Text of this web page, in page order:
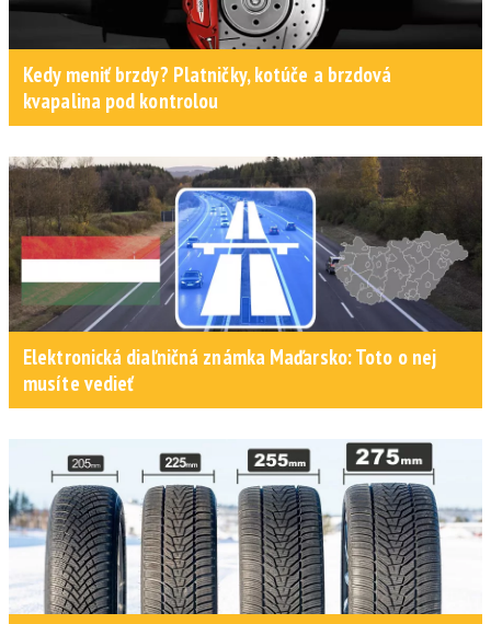
Kedy meniť brzdy? Platničky, kotúče a brzdová
kvapalina pod kontrolou
Elektronická diaľničná známka Maďarsko: Toto o nej
musíte vedieť